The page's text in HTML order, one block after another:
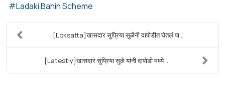
Ladaki Bahin Scheme
[Loksatta]खासदार सुप्रिया सुळेंनी दापोडीत घेतलं पा...
[Latestly]खासदार सुप्रिया सुळे यांनी दापोडी मध्ये ...